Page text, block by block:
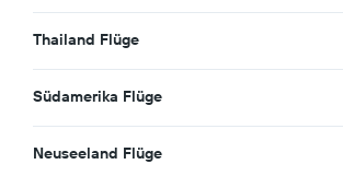
Thailand Flüge
Südamerika Flüge
Neuseeland Flüge